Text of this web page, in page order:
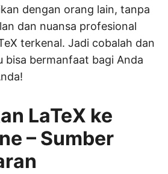
dengan orang lain, tanpa
dan nuansa profesional
terkenal. Jadi cobalah dan
bisa bermanfaat bagi Anda
LaTeX ke
– Sumber